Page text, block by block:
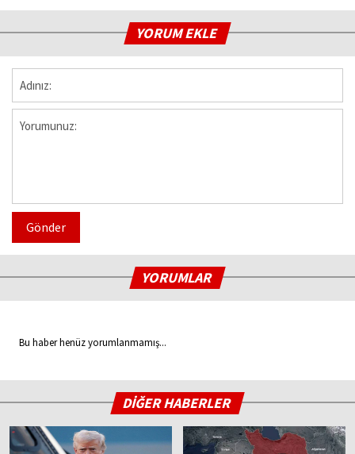
YORUM EKLE
Gönder
YORUMLAR
Bu haber henüz yorumlanmamış...
DİĞER HABERLER